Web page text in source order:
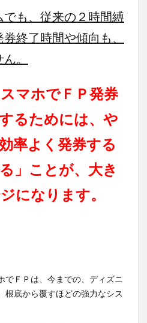
でも、従来の２時間縛
終了時間や傾向も、
。
マホでＦＰ発券
るためには、や
率よく発券する
」ことが、大き
になります。
でＦＰは、今までの、ディズニ
根底から覆すほどの強力なシス